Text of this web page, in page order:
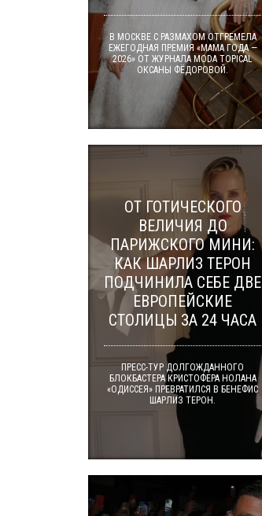
В МОСКВЕ С РАЗМАХОМ ОТГРЕМЕЛА
ЕЖЕГОДНАЯ ПРЕМИЯ «МАМА ГОДА —
2026» ОТ ЖУРНАЛА MODA TOPICAL
ОКСАНЫ ФЁДОРОВОЙ.
ОТ ГОТИЧЕСКОГО
ВЕЛИЧИЯ ДО
ПАРИЖСКОГО МИНИ:
КАК ШАРЛИЗ ТЕРОН
ПОДЧИНИЛА СЕБЕ ДВЕ
ЕВРОПЕЙСКИЕ
СТОЛИЦЫ ЗА 24 ЧАСА
ПРЕСС-ТУР ДОЛГОЖДАННОГО
БЛОКБАСТЕРА КРИСТОФЕРА НОЛАНА
«ОДИССЕЯ» ПРЕВРАТИЛСЯ В БЕНЕФИС
ШАРЛИЗ ТЕРОН.